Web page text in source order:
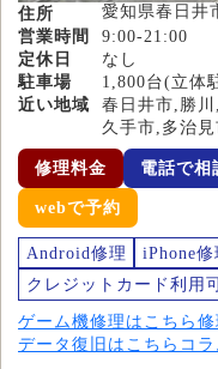
住所
愛知県春日井
営業時間
9:00-21:00
定休日
なし
駐車場
1,800台(立体
近い地域
春日井市,勝
久手市,多治見
修理料金 電話で相
webで予約
Android修理 iPhone修
クレジットカード利用
ゲーム機修理はこちら 修
データ復旧はこちら コ